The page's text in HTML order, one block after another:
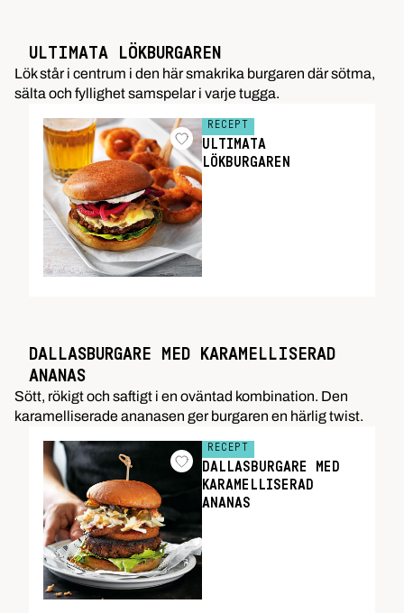
ULTIMATA LÖKBURGAREN
Lök står i centrum i den här smakrika burgaren där sötma,
sälta och fyllighet samspelar i varje tugga.
RECEPT
ULTIMATA
LÖKBURGAREN
DALLASBURGARE MED KARAMELLISERAD
ANANAS
Sött, rökigt och saftigt i en oväntad kombination. Den
karamelliserade ananasen ger burgaren en härlig twist.
RECEPT
DALLASBURGARE MED
KARAMELLISERAD
ANANAS